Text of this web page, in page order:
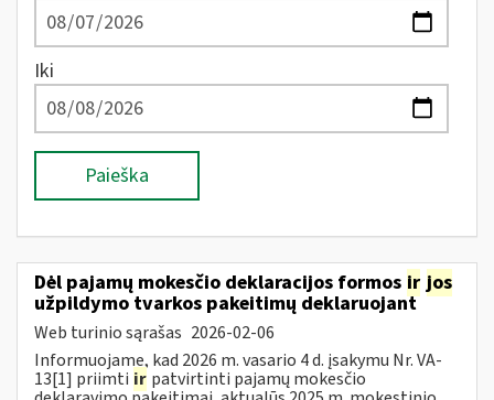
Iki
Paieška
Dėl pajamų mokesčio deklaracijos formos ir jos
užpildymo tvarkos pakeitimų deklaruojant
Web turinio sąrašas 2026-02-06
Informuojame, kad 2026 m. vasario 4 d. įsakymu Nr. VA-
13[1] priimti ir patvirtinti pajamų mokesčio